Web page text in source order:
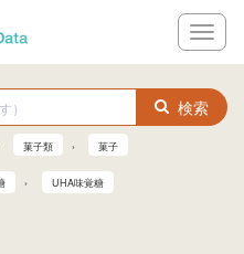
メ
ニ
ー
検索
菓子類 菓子
UHA味覚糖